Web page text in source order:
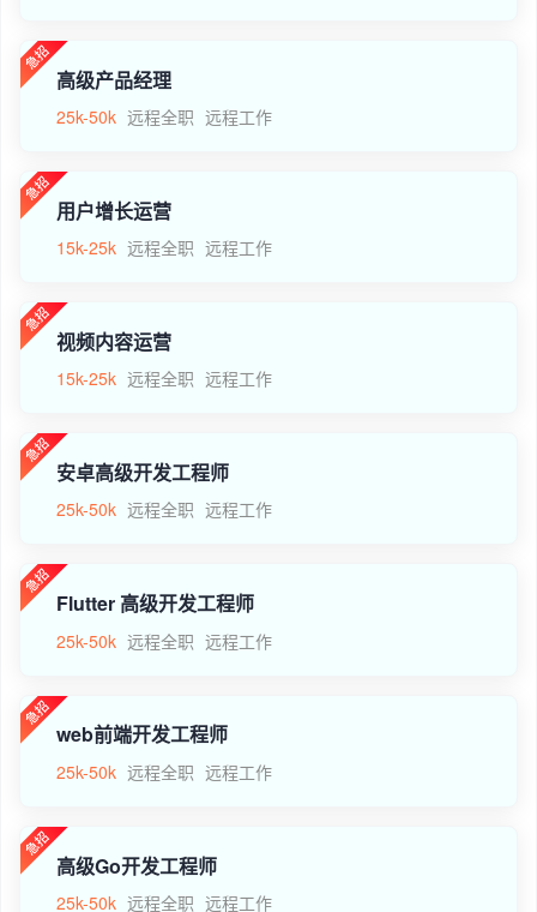
高级产品经理
25k-50k 远程全职 远程工作
用户增长运营
15k-25k 远程全职 远程工作
视频内容运营
15k-25k 远程全职 远程工作
安卓高级开发工程师
25k-50k 远程全职 远程工作
Flutter 高级开发工程师
25k-50k 远程全职 远程工作
web前端开发工程师
25k-50k 远程全职 远程工作
高级Go开发工程师
25k-50k 远程全职 远程工作